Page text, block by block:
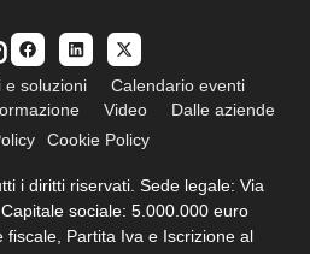
e soluzioni
Calendario eventi
Video
Dalle aziende
Cookie Policy
i diritti riservati. Sede legale: Via
sociale: 5.000.000 euro
fiscale, Partita Iva e Iscrizione al